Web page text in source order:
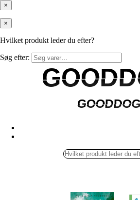
×
×
Hvilket produkt leder du efter?
Søg efter:
GOODDOG
GOODDOG